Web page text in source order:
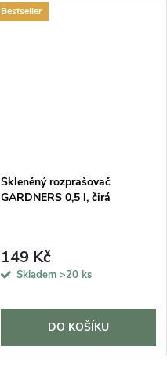
Bestseller
Skleněný rozprašovač
GARDNERS 0,5 l, čirá
149 Kč
Skladem >20 ks
DO KOŠÍKU